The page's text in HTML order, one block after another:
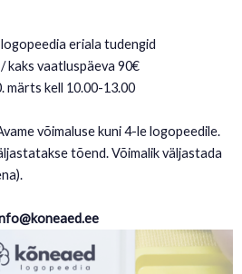
eriala tudengid
kaks vaatluspäeva 90€
märts kell 10.00-13.00
võimaluse kuni 4-le logopeedile.
tõend. Võimalik väljastada